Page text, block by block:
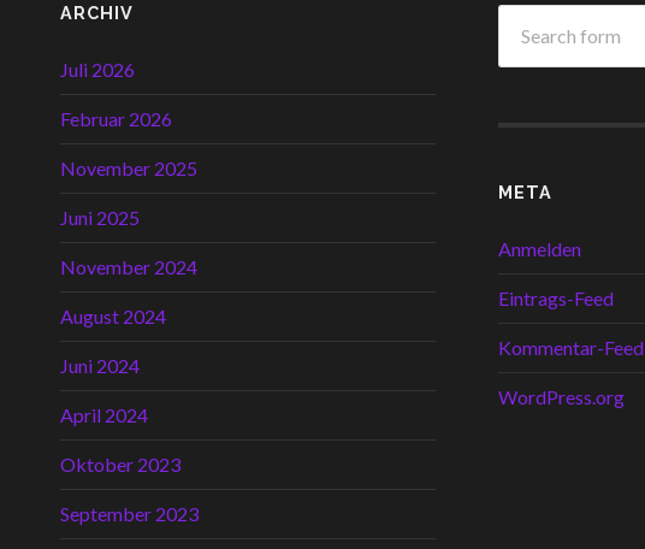
ARCHIV
Juli 2026
Februar 2026
November 2025
Juni 2025
November 2024
August 2024
Juni 2024
April 2024
Oktober 2023
September 2023
META
Anmelden
Eintrags-Feed
Kommentar-Feed
WordPress.org